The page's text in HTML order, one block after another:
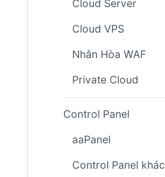
Cloud Server
Cloud VPS
Nhân Hòa WAF
Private Cloud
Control Panel
aaPanel
Control Panel khác